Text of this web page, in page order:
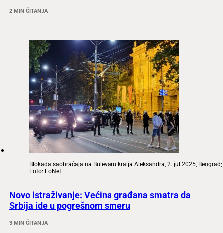
2 MIN ČITANJA
Blokada saobraćaja na Bulevaru kralja Aleksandra, 2. jul 2025, Beograd;
Foto: FoNet
Novo istraživanje: Većina građana smatra da
Srbija ide u pogrešnom smeru
3 MIN ČITANJA